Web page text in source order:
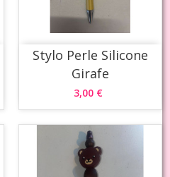
Stylo Perle Silicone
Girafe
3,00 €